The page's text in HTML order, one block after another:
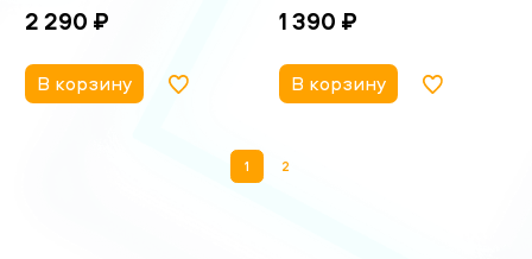
2 290 ₽
В корзину
1 390 ₽
В корзину
1 2